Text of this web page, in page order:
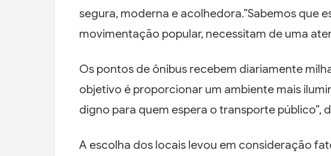
segura, moderna e acolhedora.”Sabemos que
movimentação popular, necessitam de uma
Os pontos de ônibus recebem diariamente
objetivo é proporcionar um ambiente mais
digno para quem espera o transporte público”,
A escolha dos locais levou em consideração